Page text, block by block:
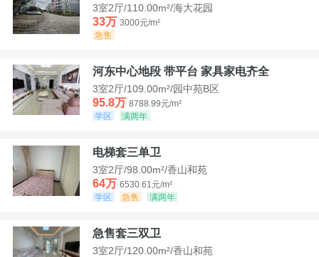
3室2厅/110.00m²/海大花园
33万 3000元/m²
急售
河东中心地段 带平台 家具家电齐全
3室2厅/109.00m²/园中苑B区
95.8万 8788.99元/m²
学区
满两年
电梯套三单卫
3室2厅/98.00m²/香山和苑
64万 6530.61元/m²
学区
急售 满两年
急售套三双卫
3室2厅/120.00m²/香山和苑